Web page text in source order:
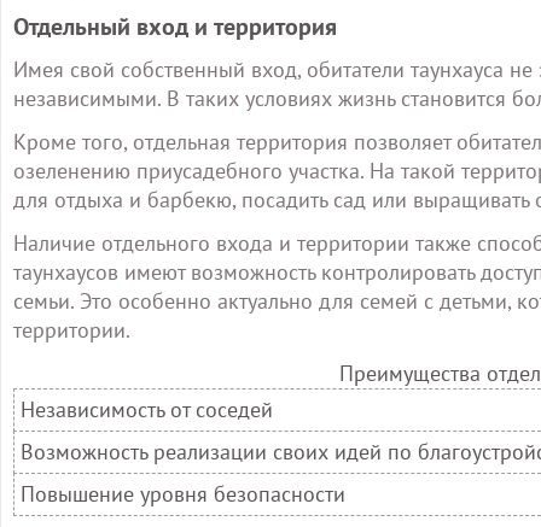
Отдельный вход и территория
Имея свой собственный вход, обитатели таунхауса
независимыми. В таких условиях жизнь становится
Кроме того, отдельная территория позволяет
озеленению приусадебного участка. На такой
для отдыха и барбекю, посадить сад или
Наличие отдельного входа и территории также
таунхаусов имеют возможность контролировать
семьи. Это особенно актуально для семей с детьми,
территории.
Преимущества
Независимость от соседей
Возможность реализации своих идей по
Повышение уровня безопасности